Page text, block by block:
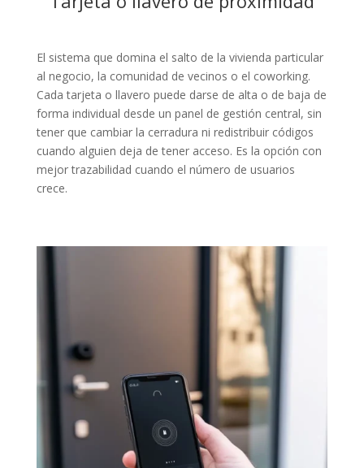
El sistema que domina el salto de la vivienda particular
al negocio, la comunidad de vecinos o el coworking.
Cada tarjeta o llavero puede darse de alta o de baja de
forma individual desde un panel de gestión central, sin
tener que cambiar la cerradura ni redistribuir códigos
cuando alguien deja de tener acceso. Es la opción con
mejor trazabilidad cuando el número de usuarios
crece.